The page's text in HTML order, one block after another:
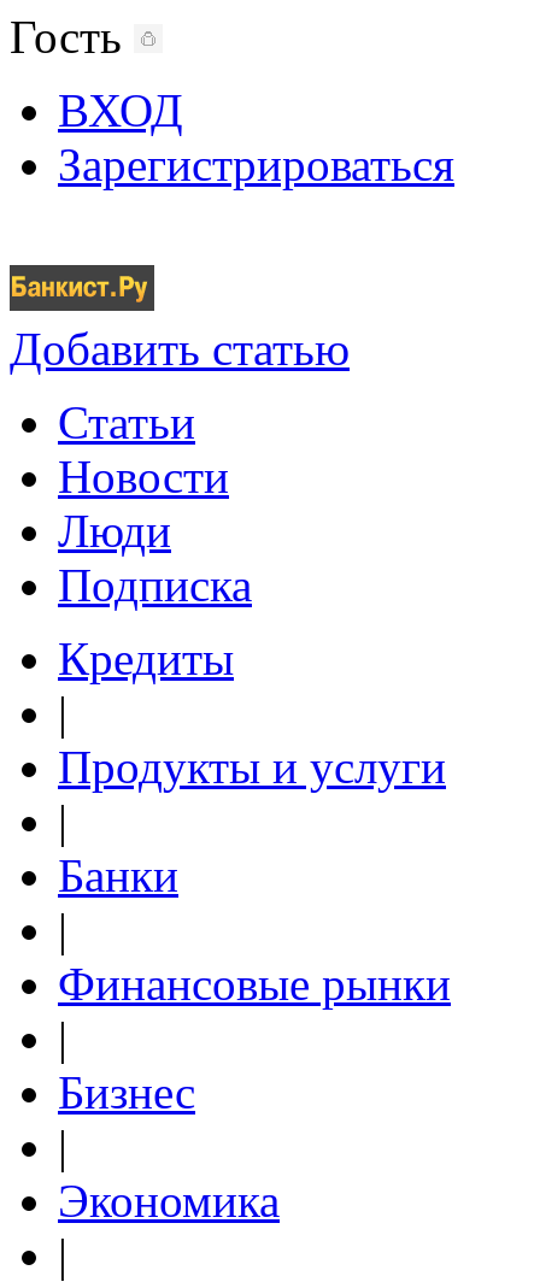
Гость
ВХОД
Зарегистрироваться
Добавить статью
Статьи
Новости
Люди
Подписка
Кредиты
|
Продукты и услуги
|
Банки
|
Финансовые рынки
|
Бизнес
|
Экономика
|